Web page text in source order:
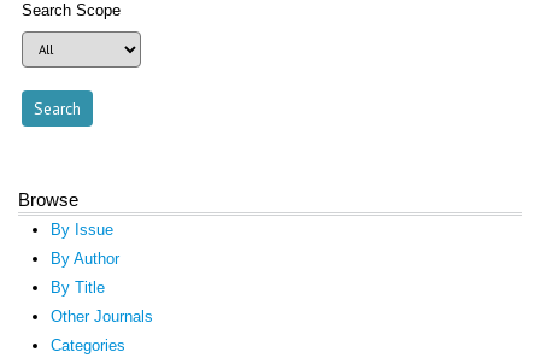
Search Scope
Browse
By Issue
By Author
By Title
Other Journals
Categories